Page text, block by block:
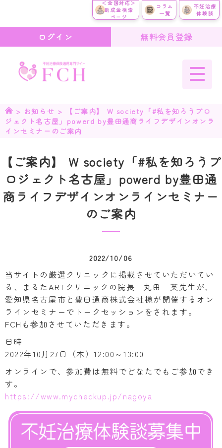
＜全国対応＞
助成金検索
ページ
コラム
一覧
不妊治療
体験談
ログイン 無料会員登録
> お知らせ >
【ご案内】 W society「#私を知ろうプロ
ジェクト名古屋」powerd by豊田通商ライフデザインオンラ
インセミナーのご案内
【ご案内】 W society「#私を知ろうプ
ロジェクト名古屋」powerd by豊田通
商ライフデザインオンラインセミナー
のご案内
2022/10/06
当サイトの厳選クリニックに掲載させていただいてい
る、まるたARTクリニックの院長 丸田 英先生が、
愛知県名古屋市と豊田通商株式会社様が開催するオン
ラインセミナーでトークセッションをされます。
FCHも参加させていただきます。
日時
2022年10月27日（木）12:00～13:00
オンラインで、参加費は無料でどなたでもご参加でき
す。
https://www.mycheckup.jp/nagoya